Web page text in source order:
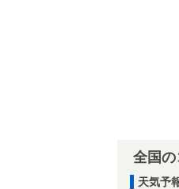
全国の
天気予